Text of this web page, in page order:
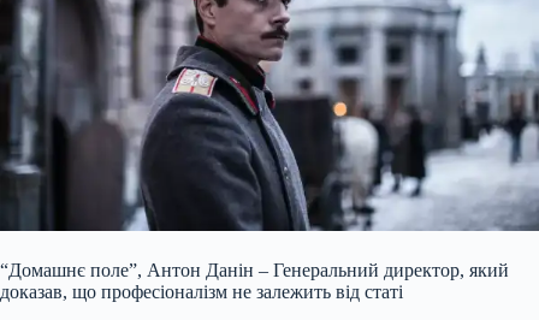
“Домашнє поле”, Антон Данін – Генеральний директор, який
доказав, що професіоналізм не залежить від статі